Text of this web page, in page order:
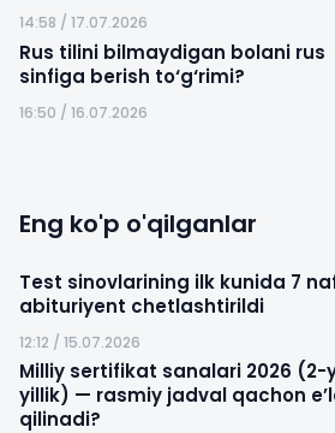
14:58 / 17.07.2026
Rus tilini bilmaydigan bolani rus
sinfiga berish to‘g‘rimi?
16:50 / 16.07.2026
Eng ko'p o'qilganlar
Test sinovlarining ilk kunida 7
abituriyent chetlashtirildi
12:12 / 15.07.2026
Milliy sertifikat sanalari 2026 (2-
yillik) — rasmiy jadval qachon
qilinadi?